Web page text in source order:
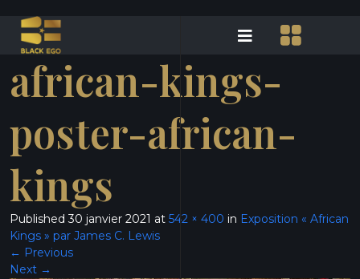
african-kings-
poster-african-
kings
Published30 janvier 2021 at 542 × 400 in Exposition « African
Kings » par James C. Lewis
← Previous
Next →